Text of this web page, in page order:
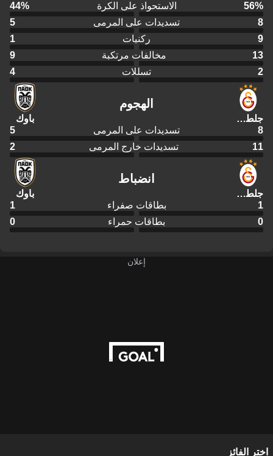
56% الاستحواذ على الكرة 44%
8
تسديدات على المرمى
5
9
ركنيات
1
13
مخالفات مرتكبة
9
2
تسللات 4
جلطة سراي
الهجوم
باوك
8
تسديدات على المرمى
5
11
تسديدات خارج المرمى 2
جلطة سراي
انضباط
باوك
1
بطاقات صفراء
1
0
بطاقات حمراء 0
اختر الفائز
إعلان